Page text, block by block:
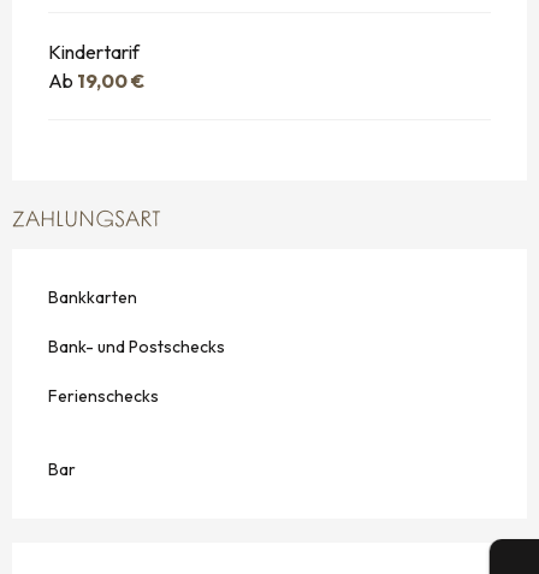
Kindertarif
Ab 19,00 €
ZAHLUNGSART
Bankkarten
Bank- und Postschecks
Ferienschecks
Bar